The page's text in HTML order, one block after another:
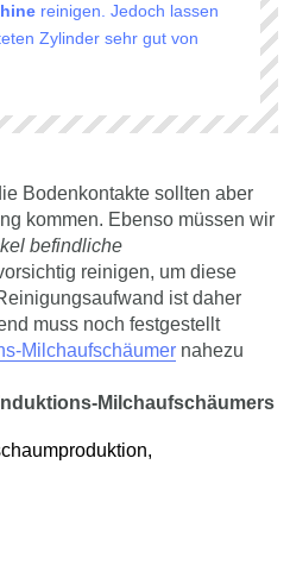
reinigen. Jedoch lassen
Zylinder sehr gut von
Bodenkontakte sollten aber
kommen. Ebenso müssen wir
befindliche
reinigen, um diese
ist daher
muss noch festgestellt
Milchaufschäumer nahezu
Milchaufschäumers